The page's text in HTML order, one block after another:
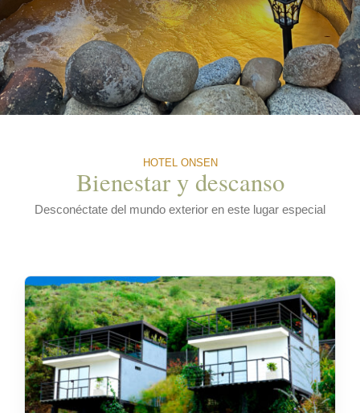
HOTEL ONSEN
Bienestar y descanso
Desconéctate del mundo exterior en este lugar especial